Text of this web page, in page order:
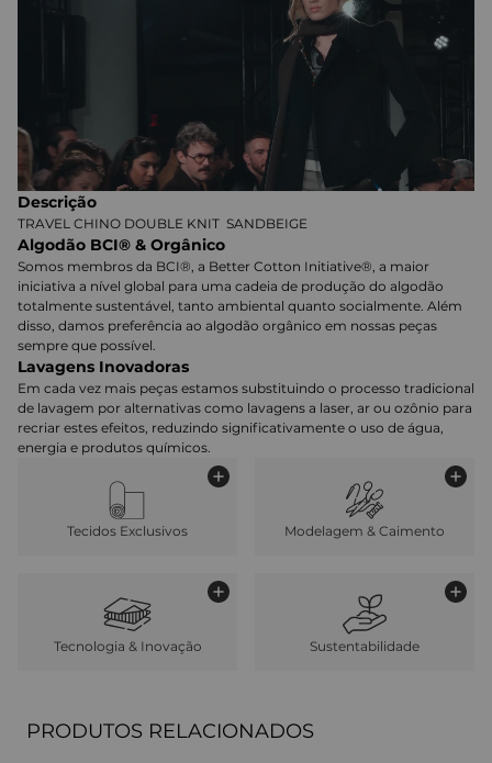
Descrição
TRAVEL CHINO DOUBLE KNIT SANDBEIGE
Algodão BCI® & Orgânico
Somos membros da BCI®, a Better Cotton Initiative®, a maior
iniciativa a nível global para uma cadeia de produção do algodão
totalmente sustentável, tanto ambiental quanto socialmente. Além
disso, damos preferência ao algodão orgânico em nossas peças
sempre que possível.
Lavagens Inovadoras
Em cada vez mais peças estamos substituindo o processo tradicional
de lavagem por alternativas como lavagens a laser, ar ou ozônio para
recriar estes efeitos, reduzindo significativamente o uso de água,
energia e produtos químicos.
Tecidos Exclusivos Modelagem & Caimento
Tecnologia & Inovação Sustentabilidade
PRODUTOS RELACIONADOS